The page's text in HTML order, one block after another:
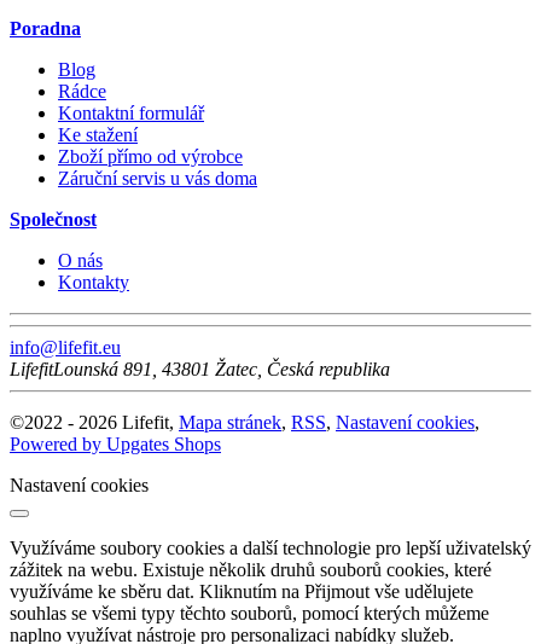
Poradna
Blog
Rádce
Kontaktní formulář
Ke stažení
Zboží přímo od výrobce
Záruční servis u vás doma
Společnost
O nás
Kontakty
info@lifefit.eu
LifefitLounská 891 43801 Žatec Česká republika
©2022 - 2026 Lifefit, Mapa stránek, RSS, Nastavení cookies,
Powered by Upgates Shops
Nastavení cookies
Využíváme soubory cookies a další technologie pro lepší uživatelský
zážitek na webu. Existuje několik druhů souborů cookies, které
využíváme ke sběru dat. Kliknutím na Přijmout vše udělujete
souhlas se všemi typy těchto souborů, pomocí kterých můžeme
naplno využívat nástroje pro personalizaci nabídky služeb.